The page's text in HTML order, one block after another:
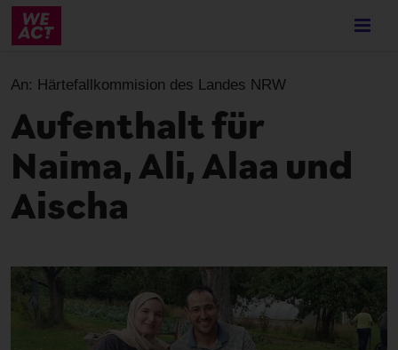
Skip
content
An: Härtefallkommision des Landes NRW
Aufenthalt für
Naima, Ali, Alaa und
Aischa